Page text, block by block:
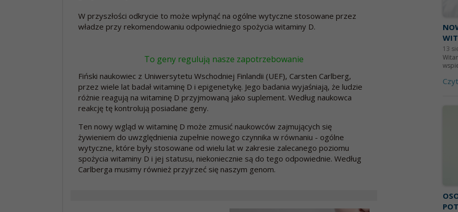
W przyszłości odkrycie to może wpłynąć na ogólne wytyczne stosowane przez
władze przy rekomendowaniu odpowiedniego spożycia witaminy D.
To geny regulują nasze zapotrzebowanie
Fiński naukowiec z Uniwersytetu Wschodniej Finlandii (UEF), Carsten Carlberg,
przez wiele lat badał witaminę D i epigenetykę. Jego badania wyjaśniają, że ludzie
różnie reagują na witaminę D przyjmowaną jako suplement. Według naukowca
reakcję tę kontrolują posiadane geny.
Ten nowy wgląd w witaminę D może zmusić naukowców zajmujących się
żywieniem do uwzględnienia zupełnie nowego czynnika w równaniu - ogólne
wytyczne, które były stosowane od wielu lat w zakresie zalecanego poziomu
spożycia witaminy D i jej statusu, niekoniecznie są do tego odpowiednie. Według
Carlberga musimy również przyjrzeć się naszym genom.
13